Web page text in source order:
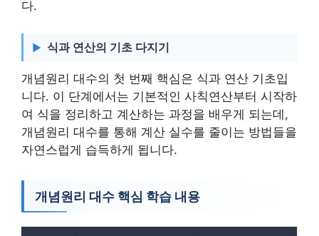
다.
식과 연산의 기초 다지기
개념원리 대수의 첫 번째 핵심은 식과 연산 기초입
니다. 이 단계에서는 기본적인 사칙연산부터 시작하
여 식을 정리하고 계산하는 과정을 배우게 되는데,
개념원리 대수를 통해 계산 실수를 줄이는 방법들을
자연스럽게 습득하게 됩니다.
개념원리 대수 핵심 학습 내용